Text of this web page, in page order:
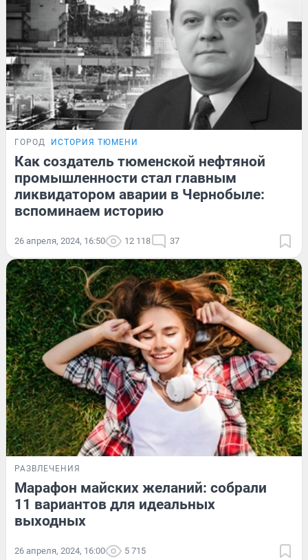
ГОРОД ИСТОРИЯ ТЮМЕНИ
Как создатель тюменской нефтяной
промышленности стал главным
ликвидатором аварии в Чернобыле:
вспоминаем историю
26 апреля, 2024, 16:50 12 118 37
РАЗВЛЕЧЕНИЯ
Марафон майских желаний: собрали
11 вариантов для идеальных
выходных
26 апреля, 2024, 16:00 5 715